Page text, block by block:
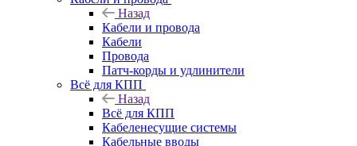
Назад
Кабели и провода
Кабели
Провода
Патч-корды и удлинители
Всё для КПП
Назад
Всё для КПП
Кабеленесущие системы
Кабельные вводы